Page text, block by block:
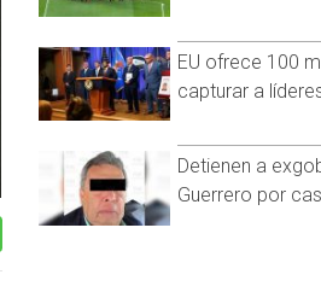
EU ofrece 100
capturar a
Detienen a
Guerrero por